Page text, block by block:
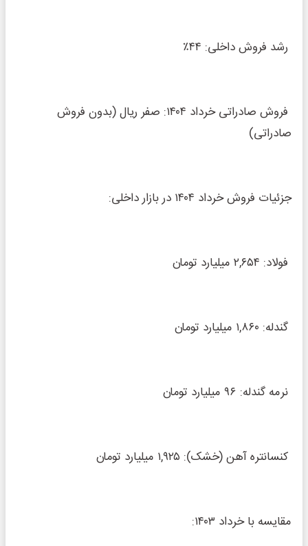
رشد فروش داخلی: ۴۴٪
فروش صادراتی خرداد ۱۴۰۴: صفر ریال (بدون فروش
صادراتی)
جزئیات فروش خرداد ۱۴۰۴ در بازار داخلی:
فولاد: ۲,۶۵۴ میلیارد تومان
گندله: ۱,۸۶۰ میلیارد تومان
نرمه گندله: ۹۶ میلیارد تومان
کنسانتره آهن (خشک): ۱,۹۲۵ میلیارد تومان
مقایسه با خرداد ۱۴۰۳: